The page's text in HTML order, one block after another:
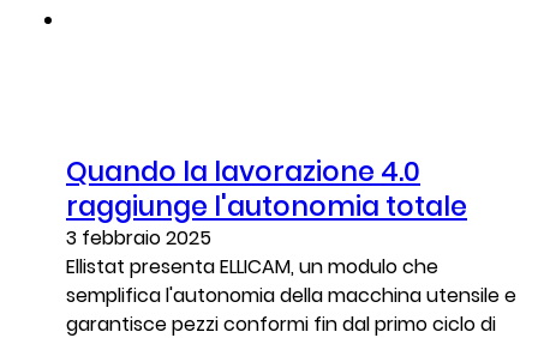
Quando la lavorazione 4.0
raggiunge l'autonomia totale
3 febbraio 2025
Ellistat presenta ELLICAM, un modulo che
semplifica l'autonomia della macchina utensile e
garantisce pezzi conformi fin dal primo ciclo di